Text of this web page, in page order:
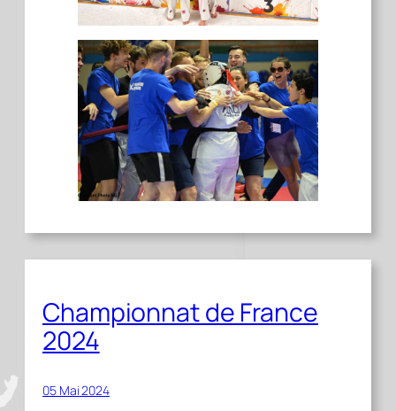
Championnat de France
2024
05 Mai 2024